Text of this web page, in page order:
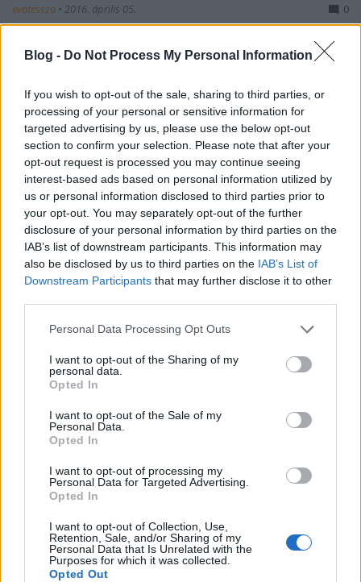
Blog - Do Not Process My Personal Information
If you wish to opt-out of the sale, sharing to third parties, or
processing of your personal or sensitive information for
targeted advertising by us, please use the below opt-out
section to confirm your selection. Please note that after your
opt-out request is processed you may continue seeing
interest-based ads based on personal information utilized by
us or personal information disclosed to third parties prior to
your opt-out. You may separately opt-out of the further
disclosure of your personal information by third parties on the
IAB’s list of downstream participants. This information may
also be disclosed by us to third parties on the IAB’s List of
Downstream Participants that may further disclose it to other
Please note that this website/app uses one or more Google
not limited to your visit or usage behaviour. You may click to
grant or deny consent to Google and its third-party tags to
use your data for below specified purposes in below Google
consent section.
Personal Data Processing Opt Outs
I want to opt-out of the Sharing of my
personal data.
Opted In
I want to opt-out of the Sale of my
Personal Data.
Opted In
I want to opt-out of processing my
Personal Data for Targeted Advertising.
Opted In
I want to opt-out of Collection, Use,
Retention, Sale, and/or Sharing of my
Personal Data that Is Unrelated with the
Purposes for which it was collected.
Opted Out
evatessza • 2016. április 05. 0
Az Artemisszió Alapítvány Interkulturális
kompetenciafejlesztő képzést szervez az
egészségügy területén dolgozó szakemberek
számára.
Interkulturális
kompetenciafejlesztés a rendészeti-
dolgozók számára
A rendészeti területen dolgozó szakemberek és a
segítő szakmákban dolgozó szakemberek is